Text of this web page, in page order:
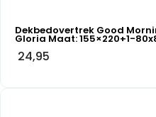
Dekbedovertrek Good
Gloria Maat: 155×220+1-
24,95